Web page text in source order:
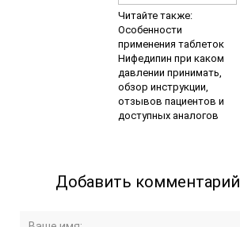
Читайте также:
Особенности
применения таблеток
Нифедипин при каком
давлении принимать,
обзор инструкции,
отзывов пациентов и
доступных аналогов
Добавить комментарий